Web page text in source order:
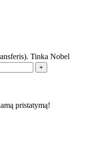
Tinka Nobel
pristatymą!